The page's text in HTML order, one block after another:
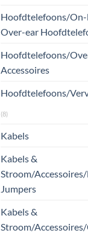
Hoofdtelefoons/On-
Over-ear
Hoofdtelefoons/
Accessoires
Hoofdtelefoons/
(8)
Kabels
Kabels &
Stroom/
Jumpers
Kabels &
Stroom/